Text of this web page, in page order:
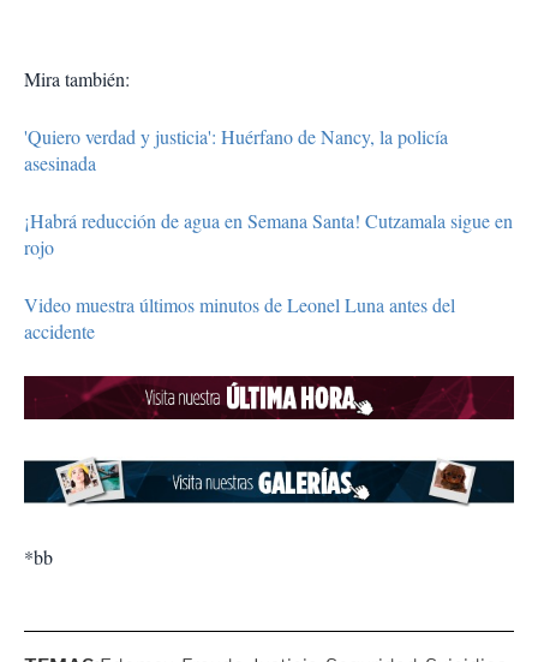
Mira también:
'Quiero verdad y justicia': Huérfano de Nancy, la policía
asesinada
¡Habrá reducción de agua en Semana Santa! Cutzamala sigue en
rojo
Video muestra últimos minutos de Leonel Luna antes del
accidente
*bb